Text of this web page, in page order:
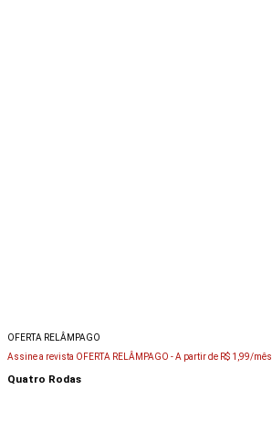
OFERTA RELÂMPAGO
Assine a revista OFERTA RELÂMPAGO -A partir de R$ 1,99/mês
Quatro Rodas